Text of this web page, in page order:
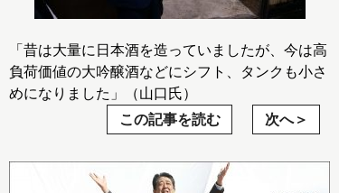
「昔は大量に日本酒を造っていましたが、今は高
負荷価値の大吟醸酒などにシフト、タンクも小さ
めになりました」（山口氏）
この記事を読む
次へ